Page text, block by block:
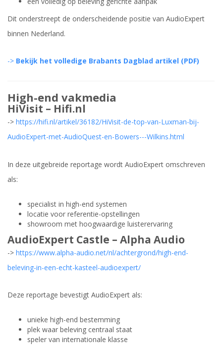
Dit onderstreept de onderscheidende positie van AudioExpert
binnen Nederland.
-> Bekijk het volledige Brabants Dagblad artikel (PDF)
High-end vakmedia
HiVisit – Hifi.nl
-> https://hifi.nl/artikel/36182/HiVisit-de-top-van-Luxman-bij-
AudioExpert-met-AudioQuest-en-Bowers---Wilkins.html
In deze uitgebreide reportage wordt AudioExpert omschreven
als:
specialist in high-end systemen
locatie voor referentie-opstellingen
showroom met hoogwaardige luisterervaring
AudioExpert Castle – Alpha Audio
-> https://www.alpha-audio.net/nl/achtergrond/high-end-
beleving-in-een-echt-kasteel-audioexpert/
Deze reportage bevestigt AudioExpert als:
unieke high-end bestemming
plek waar beleving centraal staat
speler van internationale klasse